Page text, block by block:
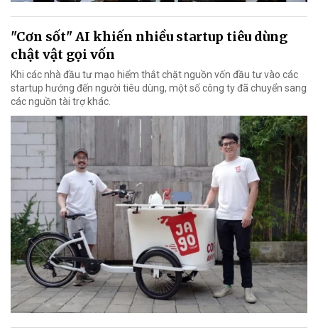
"Cơn sốt" AI khiến nhiều startup tiêu dùng
chật vật gọi vốn
Khi các nhà đầu tư mạo hiểm thắt chặt nguồn vốn đầu tư vào các
startup hướng đến người tiêu dùng, một số công ty đã chuyển sang
các nguồn tài trợ khác.